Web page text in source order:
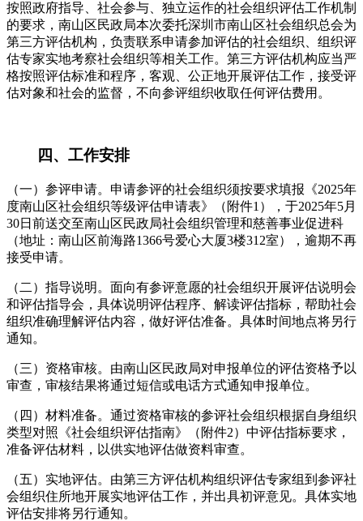
按照政府指导、社会参与、独立运作的社会组织评估工作机制
的要求，南山区民政局本次委托深圳市南山区社会组织总会为
第三方评估机构，负责联系申请参加评估的社会组织、组织评
估专家实地考察社会组织等相关工作。第三方评估机构应当严
格按照评估标准和程序，客观、公正地开展评估工作，接受评
估对象和社会的监督，不向参评组织收取任何评估费用。
四、工作安排
（一）参评申请。申请参评的社会组织须按要求填报《2025年
度南山区社会组织等级评估申请表》（附件1），于2025年5月
30日前送交至南山区民政局社会组织管理和慈善事业促进科
（地址：南山区前海路1366号爱心大厦3楼312室），逾期不再
接受申请。
（二）指导说明。面向有参评意愿的社会组织开展评估说明会
和评估指导会，具体说明评估程序、解读评估指标，帮助社会
组织准确理解评估内容，做好评估准备。具体时间地点将另行
通知。
（三）资格审核。由南山区民政局对申报单位的评估资格予以
审查，审核结果将通过短信或电话方式通知申报单位。
（四）材料准备。通过资格审核的参评社会组织根据自身组织
类型对照《社会组织评估指南》（附件2）中评估指标要求，
准备评估材料，以供实地评估做资料审查。
（五）实地评估。由第三方评估机构组织评估专家组到参评社
会组织住所地开展实地评估工作，并出具初评意见。具体实地
评估安排将另行通知。